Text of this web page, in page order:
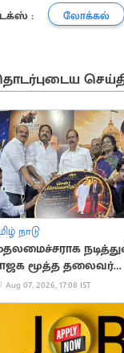
: லோக்கல்
நாடு
மூத்த தலைவர்
Aug 07, 2026, 17:08 IST